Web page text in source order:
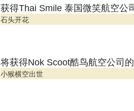
获得Thai Smile 泰国微笑航空公
石头开花
将获得Nok Scoot酷鸟航空公司
小猴横空出世